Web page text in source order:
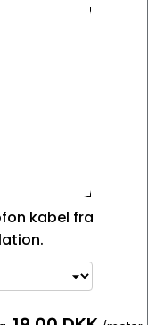
kabel fra